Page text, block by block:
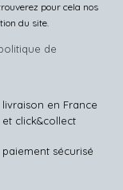
pour cela nos
du site.
de
livraison en France
et click&collect
paiement sécurisé